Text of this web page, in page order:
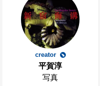
creator
平賀淳
写真